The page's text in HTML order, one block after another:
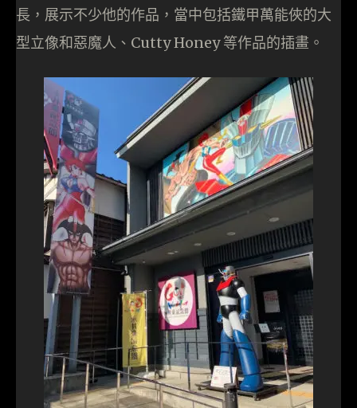
長，展示不少他的作品，當中包括鐵甲萬能俠的大
型立像和惡魔人、Cutty Honey 等作品的插畫。